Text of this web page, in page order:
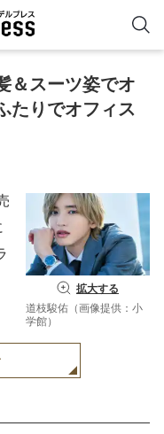
＆スーツ姿でオ
たりでオフィス
拡大する
道枝駿佑（画像提供：小
学館）